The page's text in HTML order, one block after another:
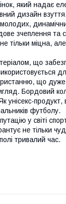
який надає
дизайн взуття.
зчеплення та
тільки міцна,
що
що
Бордовий
продукт,
футболу.
у світі
не тільки
тривалий час.